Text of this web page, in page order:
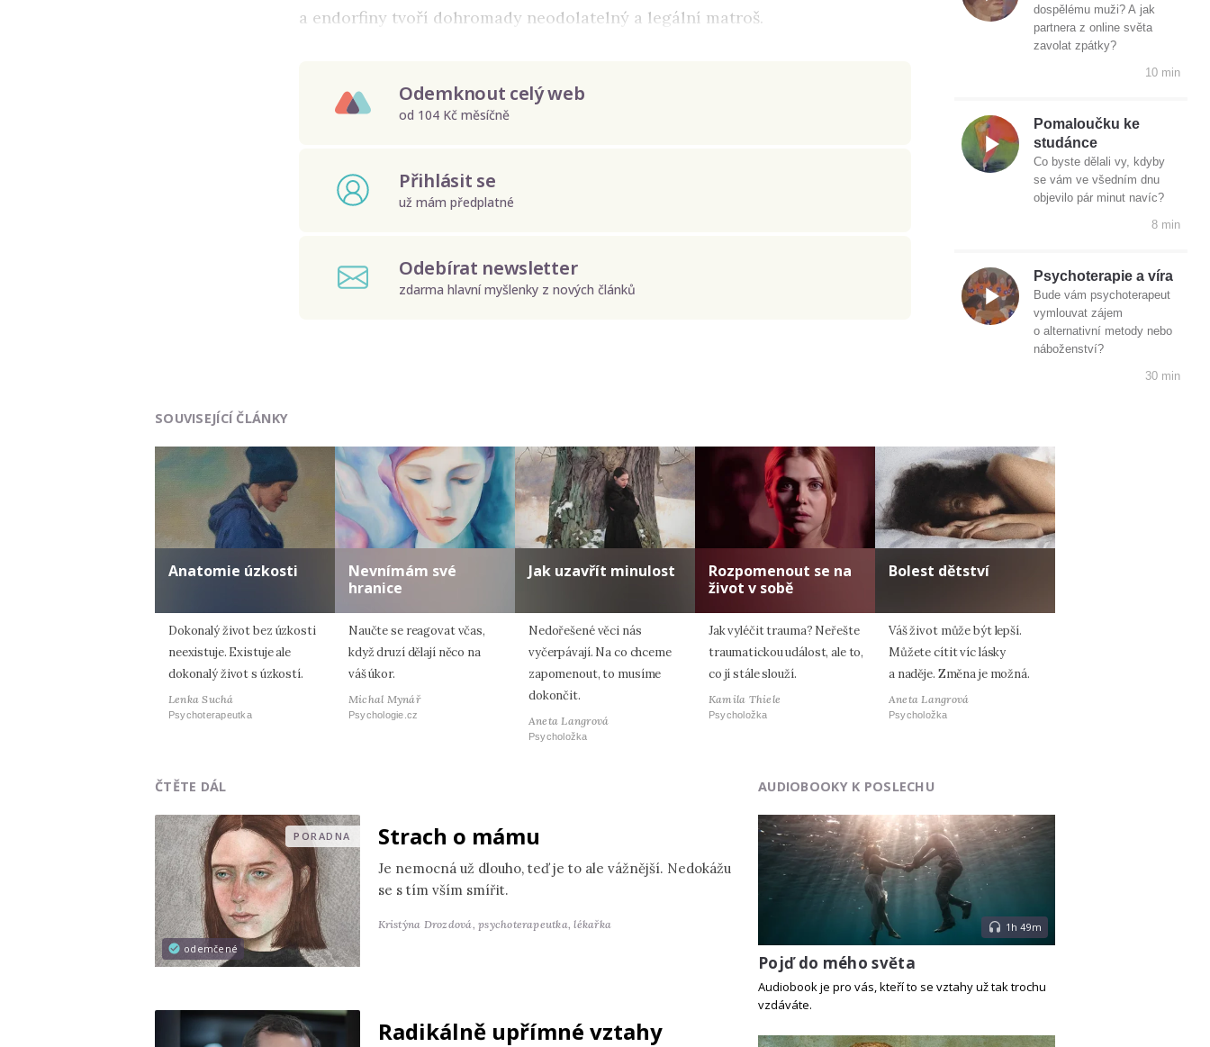
a endorfiny tvoří dohromady neodolatelný a legální matroš.
Odemknout celý web
od 104 Kč měsíčně
Přihlásit se
už mám předplatné
Odebírat newsletter
zdarma hlavní myšlenky z nových článků
dospělému muži? A jak
partnera z online světa
zavolat zpátky?
10 min
Pomaloučku ke
studánce
Co byste dělali vy, kdyby
se vám ve všedním dnu
objevilo pár minut navíc?
8 min
Psychoterapie a víra
Bude vám psychoterapeut
vymlouvat zájem
o alternativní metody nebo
náboženství?
30 min
SOUVISEJÍCÍ ČLÁNKY
Anatomie úzkosti
Dokonalý život bez úzkosti
neexistuje. Existuje ale
dokonalý život s úzkostí.
Lenka Suchá
Psychoterapeutka
Nevnímám své
hranice
Naučte se reagovat včas,
když druzí dělají něco na
váš úkor.
Michal Mynář
Psychologie.cz
Jak uzavřít minulost
Nedořešené věci nás
vyčerpávají. Na co chceme
zapomenout, to musíme
dokončit.
Aneta Langrová
Psycholožka
Rozpomenout se na
život v sobě
Jak vyléčit trauma? Neřešte
traumatickou událost, ale to,
co jí stále slouží.
Kamila Thiele
Psycholožka
Bolest dětství
Váš život může být lepší.
Můžete cítit víc lásky
a naděje. Změna je možná.
Aneta Langrová
Psycholožka
ČTĚTE DÁL
odemčené
PORADNA Strach o mámu
Je nemocná už dlouho, teď je to ale vážnější. Nedokážu
se s tím vším smířit.
Kristýna Drozdová,psychoterapeutka, lékařka
Radikálně upřímné vztahy
AUDIOBOOKY K POSLECHU
1h 49m
Pojď do mého světa
Audiobook je pro vás, kteří to se vztahy už tak trochu
vzdáváte.